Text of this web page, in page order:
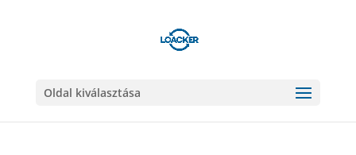
Oldal kiválasztása